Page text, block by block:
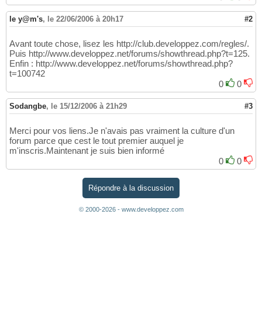
le y@m's, le 22/06/2006 à 20h17 #2
Avant toute chose, lisez les http://club.developpez.com/regles/.
Puis http://www.developpez.net/forums/showthread.php?t=125.
Enfin : http://www.developpez.net/forums/showthread.php?
t=100742
0
0
Sodangbe, le 15/12/2006 à 21h29 #3
Merci pour vos liens.Je n'avais pas vraiment la culture d'un
forum parce que cest le tout premier auquel je
m'inscris.Maintenant je suis bien informé
0
0
Répondre à la discussion
© 2000-2026 - www.developpez.com